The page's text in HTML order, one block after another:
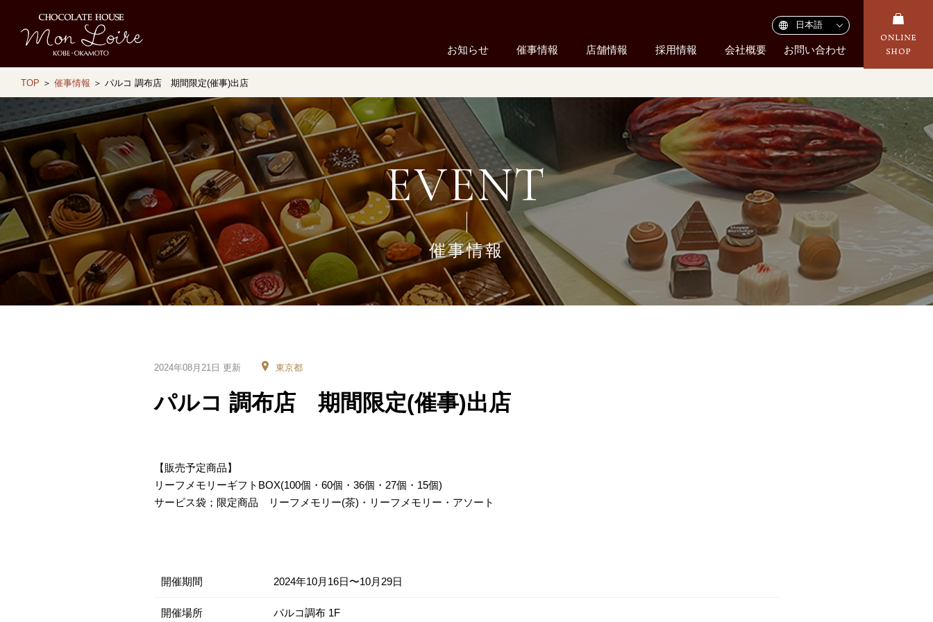
お知らせ 催事情報 店舗情報 採用情報 会社概要 お問い合わせ
TOP ＞ 催事情報 ＞ パルコ 調布店 期間限定(催事)出店
EVENT
催事情報
2024年08月21日 更新 東京都
パルコ 調布店 期間限定(催事)出店
【販売予定商品】
リーフメモリーギフトBOX(100個・60個・36個・27個・15個)
サービス袋；限定商品 リーフメモリー(茶)・リーフメモリー・アソート
開催期間 2024年10月16日〜10月29日
開催場所 パルコ調布 1F